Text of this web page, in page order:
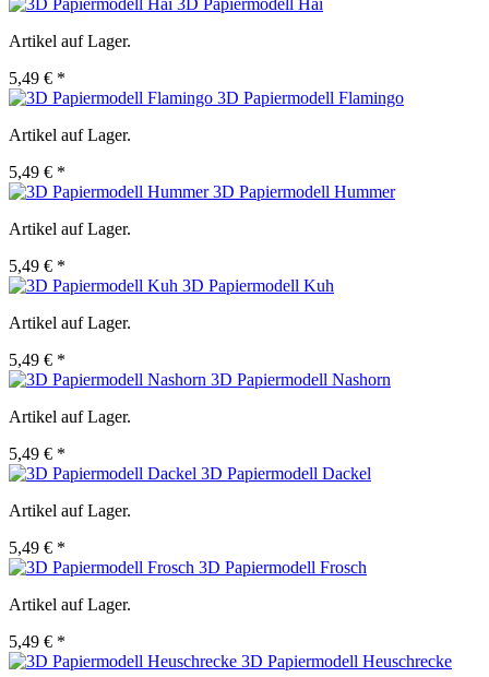
3D Papiermodell Hai
Artikel auf Lager.
5,49 € *
3D Papiermodell Flamingo
Artikel auf Lager.
5,49 € *
3D Papiermodell Hummer
Artikel auf Lager.
5,49 € *
3D Papiermodell Kuh
Artikel auf Lager.
5,49 € *
3D Papiermodell Nashorn
Artikel auf Lager.
5,49 € *
3D Papiermodell Dackel
Artikel auf Lager.
5,49 € *
3D Papiermodell Frosch
Artikel auf Lager.
5,49 € *
3D Papiermodell Heuschrecke